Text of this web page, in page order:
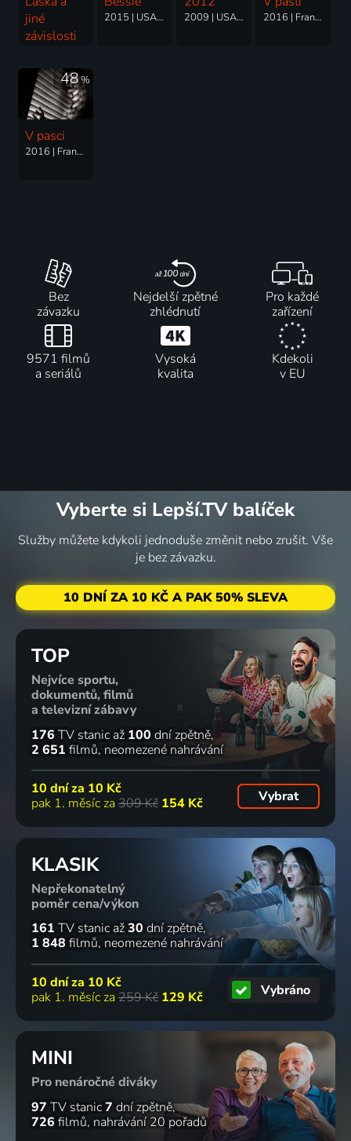
jiné
závislosti
2015 | USA | Drama, Hudební, Životopisný 2009 | USA, Kanada | Science Fiction, Akční, Dobrodružný, Thriller 2016 | Francie, Kanada | Thriller, Drama
48%
V pasci
2016 | Francie, Kanada | Thriller, Drama
Bez
závazku
Nejdelší zpětné
zhlédnutí
Pro každé
zařízení
9571 filmů
a seriálů
Vysoká
kvalita
Kdekoli
v EU
Vyberte si Lepší.TV balíček
Služby můžete kdykoli jednoduše změnit nebo zrušit. Vše
je bez závazku.
10 DNÍ ZA 10 KČ A PAK 50% SLEVA
TOP
Nejvíce sportu,
dokumentů, filmů
a televizní zábavy
176 TV stanic až 100 dní zpětně
2 651 filmů neomezené nahrávání
10 dní za 10 Kč
pak 1. měsíc za 309 Kč 154 Kč Vybrat
KLASIK
Nepřekonatelný
poměr cena/výkon
161 TV stanic až30 dní zpětně
1 848 filmů neomezené nahrávání
10 dní za 10 Kč
pak 1. měsíc za 259 Kč 129 Kč Vybráno
MINI
Pro nenáročné diváky
97 TV stanic7 dní zpětně
726 filmů nahrávání 20 pořadů